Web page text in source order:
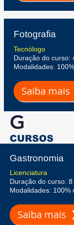
Fotografia
Tecnólogo
Duração do curso:
Modalidades:
Saiba mais
G
CURSOS
Gastronomia
Licenciatura
Duração do curso:
Modalidades: 100%
Saiba mais